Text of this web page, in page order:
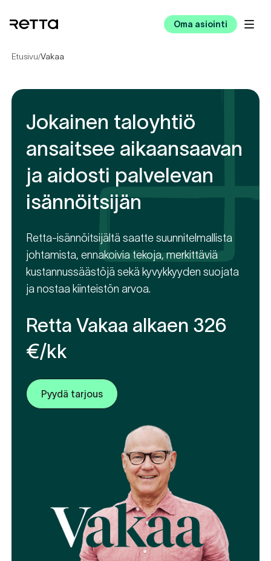
Oma asiointi
Etusivu/Vakaa
Jokainen taloyhtiö
ansaitsee aikaansaavan
ja aidosti palvelevan
isännöitsijän
Retta-isännöitsijältä saatte suunnitelmallista
johtamista, ennakoivia tekoja, merkittäviä
kustannussäästöjä sekä kyvykkyyden suojata
ja nostaa kiinteistön arvoa.
Retta Vakaa alkaen 326
€/kk
Pyydä tarjous